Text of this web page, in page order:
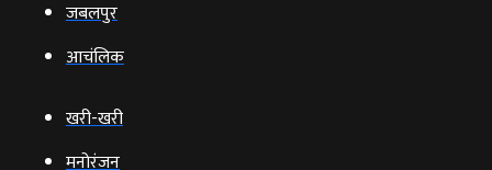
जबलपुर
आचंलिक
खरी-खरी
मनोरंजन